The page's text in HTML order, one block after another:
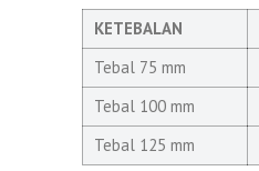
KETEBALAN
Tebal 75 mm
Tebal 100 mm
Tebal 125 mm